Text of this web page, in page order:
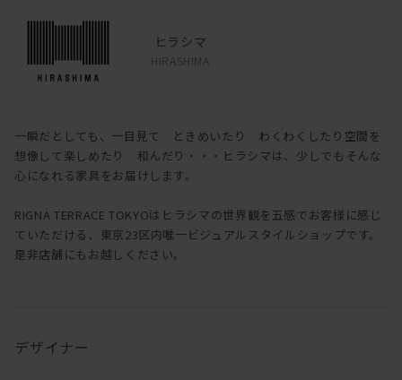
ヒラシマ
HIRASHIMA
一瞬だとしても、一目見て ときめいたり わくわくしたり空間を
想像して楽しめたり 和んだり・・・ヒラシマは、少しでもそんな
心になれる家具をお届けします。
RIGNA TERRACE TOKYOはヒラシマの世界観を五感でお客様に感じ
ていただける、東京23区内唯一ビジュアルスタイルショップです。
是非店舗にもお越しください。
デザイナー